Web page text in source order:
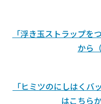
「浮き玉ストラップを
から
「ヒミツのにしはくバ
はこちら